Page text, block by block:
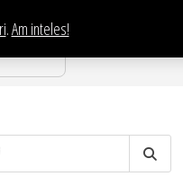
.Am inteles!